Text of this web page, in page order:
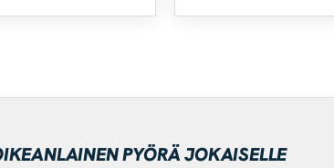
PYÖRÄ JOKAISELLE